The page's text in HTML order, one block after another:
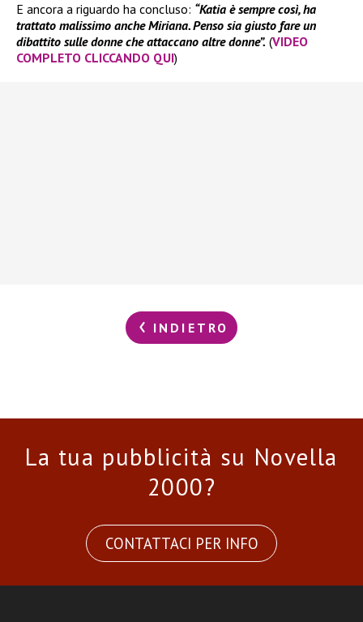
E ancora a riguardo ha concluso: “Katia è sempre così, ha
trattato malissimo anche Miriana. Penso sia giusto fare un
dibattito sulle donne che attaccano altre donne”. (VIDEO
COMPLETO CLICCANDO QUI)
INDIETRO
La tua pubblicità su Novella
2000?
CONTATTACI PER INFO